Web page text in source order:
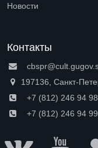
Новости
Контакты
197136, Санкт-
+7 (812) 246 94 98
+7 (812) 246 94 99